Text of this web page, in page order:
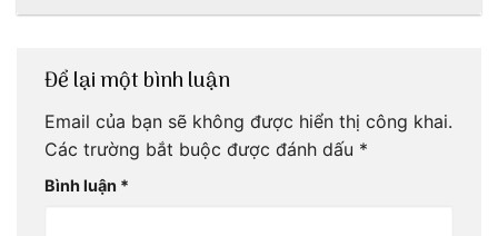
Để lại một bình luận
Email của bạn sẽ không được hiển thị công khai.
Các trường bắt buộc được đánh dấu *
Bình luận *